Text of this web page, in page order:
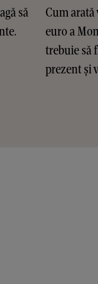
să
Cum arată
euro a
trebuie să
prezent și